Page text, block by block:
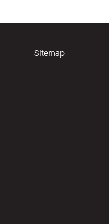
Sitemap